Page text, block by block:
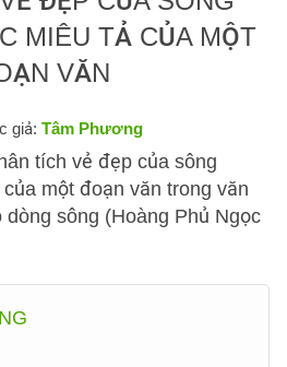
MIÊU TẢ CỦA MỘT
VĂN
giả: Tâm Phương
tích vẻ đẹp của sông
một đoạn văn trong văn
dòng sông (Hoàng Phủ Ngọc